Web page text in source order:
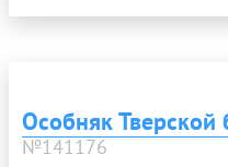
Особняк Тверской
№141176